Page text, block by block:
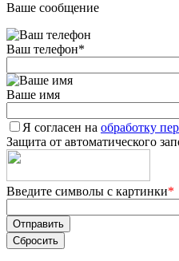
Ваше сообщение
Ваш телефон*
Ваше имя
Я согласен на обработку
Защита от автоматического
Введите символы с картинки*